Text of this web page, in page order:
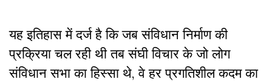
यह इतिहास में दर्ज है कि जब संविधान निर्माण की
प्रक्रिया चल रही थी तब संघी विचार के जो लोग
संविधान सभा का हिस्सा थे, वे हर प्रगतिशील कदम का